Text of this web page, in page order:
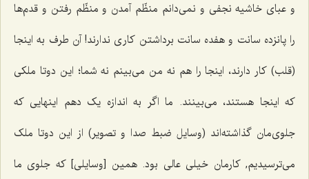
و عبای خاشیه نجفی و نمی‌دانم منظّم آمدن و منظّم رفتن و قدم‌ها
را پانزده سانت و هفده سانت برداشتن کاری ندارند! آن طرف به اینجا
(قلب) کار دارند، اینجا را هم نه من می‌بینم نه شما؛ این دوتا ملکی
که اینجا هستند، می‌بینند. ما اگر به اندازه یک دهم اینهایی که
جلوی‌مان گذاشته‌اند (وسایل ضبط صدا و تصویر) از این دوتا ملک
می‌ترسیدیم, کارمان خیلی عالی بود. همین‌ [وسایلی] که جلوی ما